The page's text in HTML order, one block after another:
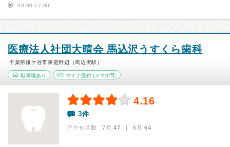
09:00-17:00
医療法人社団大晴会 馬込沢うすくら歯科
千葉県鎌ケ谷市東道野辺（馬込沢駅）
駐車場あり マイナ受付(スマホ可)
4.16
3件
アクセス数 7月:47 | 6月:64